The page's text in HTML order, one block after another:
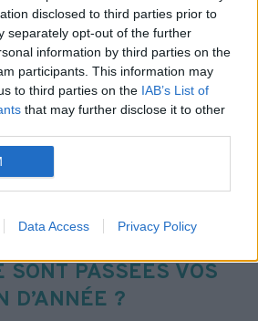
disclosed to third parties prior to
separately opt-out of the further
information by third parties on the
participants. This information may
to third parties on the IAB’s List of
that may further disclose it to other
Data Access Privacy Policy
elle bichonne ses
qui m’a fait reprendre
un psy pour traiter ma
une sécurité
en tant que maman, on se
par les points
la possibilité de la
besoin. Et si elle n’est pas
jamais seul avec un souci.
SONT PASSÉES VOS
D’ANNÉE ?